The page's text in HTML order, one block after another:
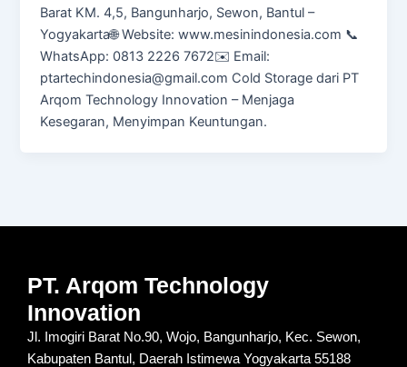
Barat KM. 4,5, Bangunharjo, Sewon, Bantul –
Yogyakarta🌐 Website: www.mesinindonesia.com 📞
WhatsApp: 0813 2226 7672✉️ Email:
ptartechindonesia@gmail.com Cold Storage dari PT
Arqom Technology Innovation – Menjaga
Kesegaran, Menyimpan Keuntungan.
PT. Arqom Technology
Innovation
Jl. Imogiri Barat No.90, Wojo, Bangunharjo, Kec. Sewon,
Kabupaten Bantul, Daerah Istimewa Yogyakarta 55188